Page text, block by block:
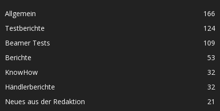
Allgemein
166
Testberichte
124
Beamer Tests
109
Berichte
53
KnowHow
32
Händlerberichte
32
Neues aus der Redaktion
21